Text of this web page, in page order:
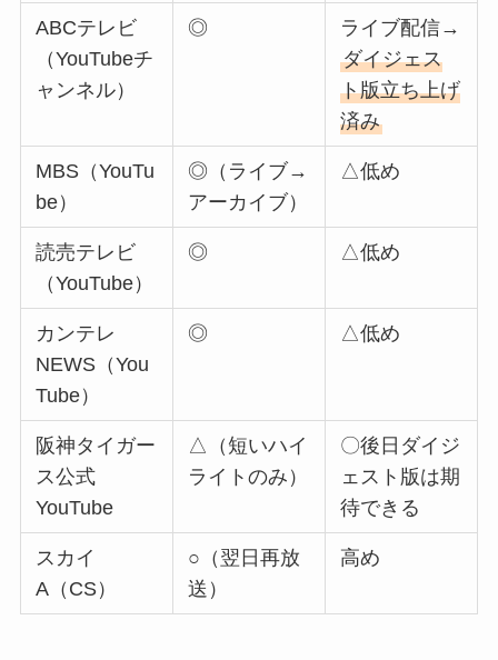
ABCテレビ
（YouTubeチ
ャンネル）
◎
ライブ配信→
ダイジェス
ト版立ち上げ
済み
MBS（YouTu
be）
◎（ライブ→
アーカイブ）
△低め
読売テレビ
（YouTube）
◎ △低め
カンテレ
NEWS（You
Tube）
◎ △低め
阪神タイガー
ス公式
YouTube
△（短いハイ
ライトのみ）
〇後日ダイジ
ェスト版は期
待できる
スカイ
A（CS）
○（翌日再放
送）
高め